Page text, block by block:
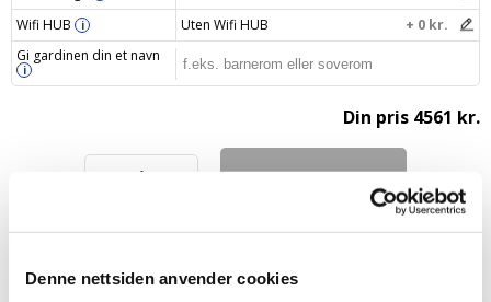
Denne nettsiden anvender cookies
Wifi HUB
i Uten Wifi HUB
+ 0 kr.
Gi gardinen din et navn
i
Din pris 4561 kr.
Legg i handlekurv